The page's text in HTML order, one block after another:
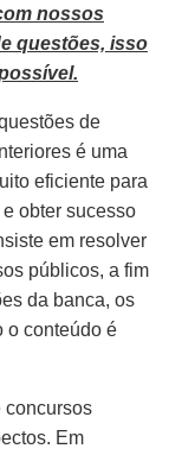
nossos
questões, isso
de
é uma
eficiente para
obter sucesso
em resolver
públicos, a fim
da banca, os
o conteúdo é
concursos
Em